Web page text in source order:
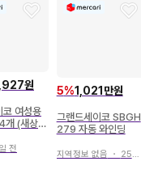
원
코 여성용
개 (새상품
전
5%1,021만원
그랜드세이코 SBGH
279 자동 와인딩
지역정보 없음 ・ 25일 전